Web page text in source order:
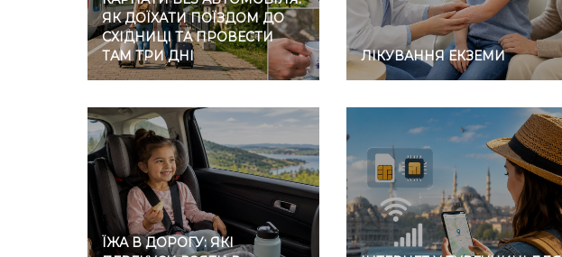
ЯК ДОЇХАТИ ПОЇЗДОМ ДО
СХІДНИЦІ ТА ПРОВЕСТИ
ТАМ ТРИ ДНІ
ЛІКУВАННЯ ЕКЗЕМИ
ЇЖА В ДОРОГУ: ЯКІ